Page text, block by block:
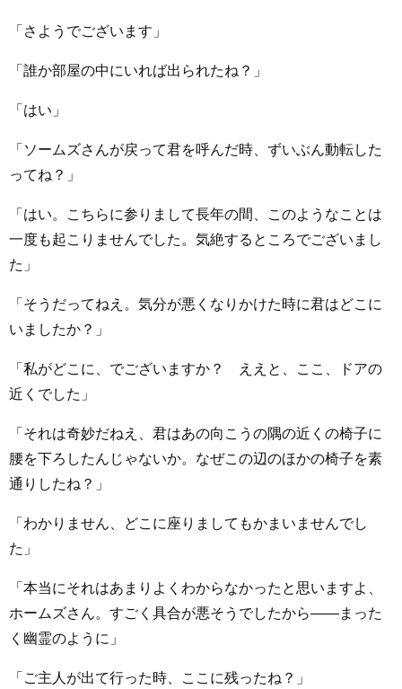
「さようでございます」
「誰か部屋の中にいれば出られたね？」
「はい」
「ソームズさんが戻って君を呼んだ時、ずいぶん動転した
ってね？」
「はい。こちらに参りまして長年の間、このようなことは
一度も起こりませんでした。気絶するところでございまし
た」
「そうだってねえ。気分が悪くなりかけた時に君はどこに
いましたか？」
「私がどこに、でございますか？ ええと、ここ、ドアの
近くでした」
「それは奇妙だねえ、君はあの向こうの隅の近くの椅子に
腰を下ろしたんじゃないか。なぜこの辺のほかの椅子を素
通りしたね？」
「わかりません、どこに座りましてもかまいませんでし
た」
「本当にそれはあまりよくわからなかったと思いますよ、
ホームズさん。すごく具合が悪そうでしたから――まった
く幽霊のように」
「ご主人が出て行った時、ここに残ったね？」